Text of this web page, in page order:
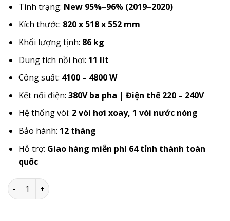
Tình trạng: New 95%–96% (2019–2020)
Kích thước: 820 x 518 x 552 mm
Khối lượng tịnh: 86 kg
Dung tích nồi hơi: 11 lít
Công suất: 4100 – 4800 W
Kết nối điện: 380V ba pha | Điện thế 220 – 240V
Hệ thống vòi: 2 vòi hơi xoay, 1 vòi nước nóng
Bảo hành: 12 tháng
Hỗ trợ: Giao hàng miễn phí 64 tỉnh thành toàn
quốc
Máy pha cà phê La Cimbali M23 UP 2GR ( 2019-2020 New